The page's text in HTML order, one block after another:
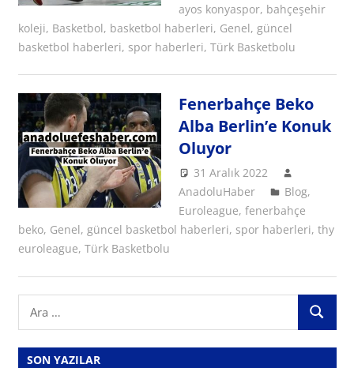
ayos konyaspor, bahçeşehir
koleji, Basketbol, basketbol haberleri, Genel, güncel
basketbol haberleri, spor haberleri, Türk Basketbolu
Fenerbahçe Beko
Alba Berlin’e Konuk
Oluyor
31 Aralık 2022
AnadoluHaber
Blog,
Euroleague,fenerbahçe
beko, Genel, güncel basketbol haberleri, spor haberleri, thy
euroleague, Türk Basketbolu
Search
ARA
SON YAZILAR